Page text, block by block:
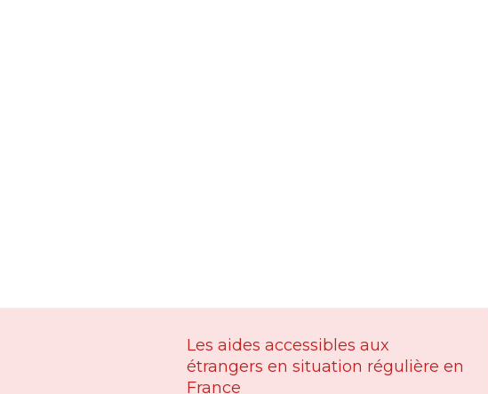
Les aides accessibles aux
étrangers en situation régulière en
France